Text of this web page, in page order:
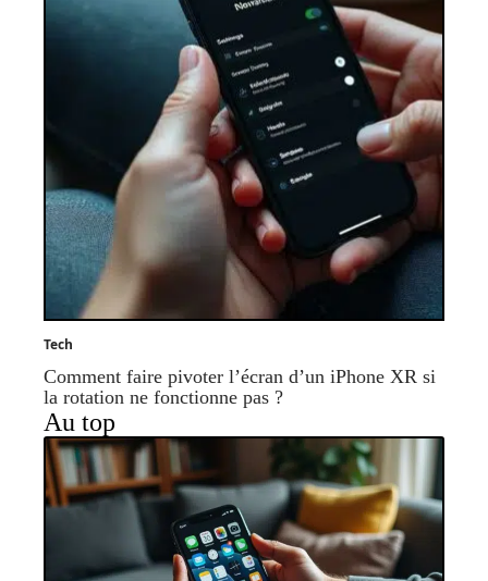
Tech
Comment faire pivoter l’écran d’un iPhone XR si
la rotation ne fonctionne pas ?
Au top